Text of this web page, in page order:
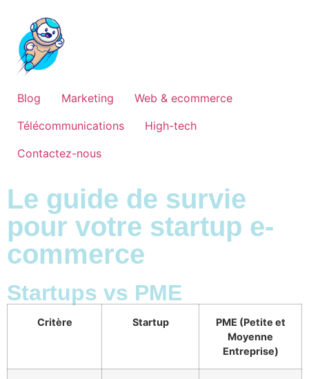
Blog Marketing
Web & ecommerce
Télécommunications
High-tech
Contactez-nous
Le guide de survie
pour votre startup e-
commerce
Startups vs PME
Critère Startup
PME (Petite et
Moyenne
Entreprise)